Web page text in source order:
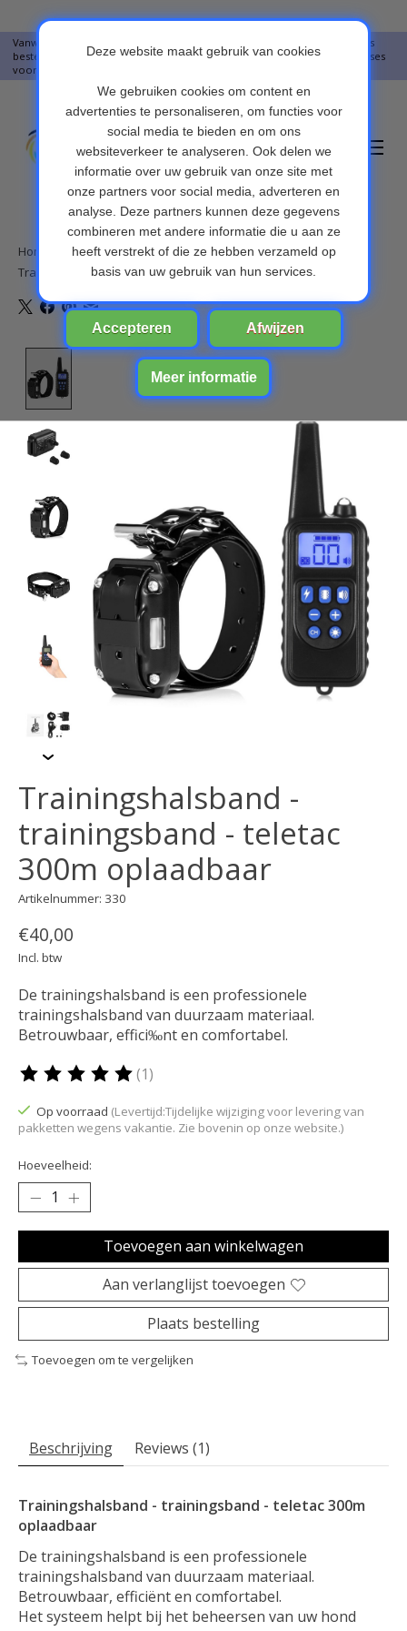
Vanwege vakantie worden er op moment geen pakketjes verstuurd. Alles
bestellingen vanaf 09-07-2026 word op 10-08-2026 verzonden. Onze excuses
voor het ongemak. Bedankt voor u begrip.
Verlanglijst
Home
Trainingshalsband - trainingsband - teletac 300m oplaadbaar
Product image slideshow Items
Trainingshalsband -
trainingsband - teletac
300m oplaadbaar
Artikelnummer: 330
€40,00
Incl. btw
De trainingshalsband is een professionele
trainingshalsband van duurzaam materiaal.
Betrouwbaar, effici‰nt en comfortabel.
De beoordeling van dit product is
(1)
Op voorraad (Levertijd:Tijdelijke wijziging voor levering van
pakketten wegens vakantie. Zie bovenin op onze website.)
Hoeveelheid:
Toevoegen aan winkelwagen
Aan verlanglijst toevoegen
Plaats bestelling
Toevoegen om te vergelijken
Beschrijving Reviews (1)
Trainingshalsband - trainingsband - teletac 300m
oplaadbaar
De trainingshalsband is een professionele
trainingshalsband van duurzaam materiaal.
Betrouwbaar, efficiënt en comfortabel.
Het systeem helpt bij het beheersen van uw hond